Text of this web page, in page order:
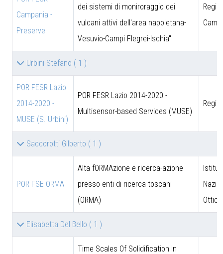
Campania -
Preserve
dei sistemi di moniroraggio dei
vulcani attivi dell'area napoletana-
Vesuvio-Campi Flegrei-Ischia"
Urbini Stefano ( 1 )
POR FESR Lazio
2014-2020 -
MUSE (S. Urbini)
POR FESR Lazio 2014-2020 -
Multisensor-based Services (MUSE)
Saccorotti Gilberto ( 1 )
POR FSE ORMA
Alta fORMAzione e ricerca-azione
presso enti di ricerca toscani
(ORMA)
Ottica
Elisabetta Del Bello ( 1 )
Time Scales Of Solidification In